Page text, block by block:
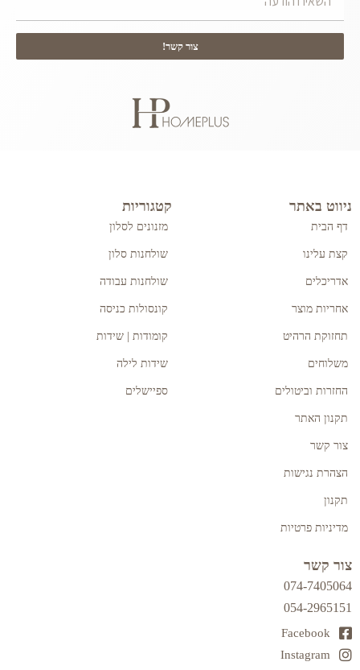
צור קשר!
ניווט באתר
דף הבית
קצת עלינו
אדריכלים
אחריות מוצר
תחזוקת הרהיט
משלוחים
החזרות וביטולים
תקנון האתר
צור קשר
הצהרת נגישות
תקנון
מדיניות פרטיות
קטגוריות
מזנונים לסלון
שולחנות סלון
שולחנות עבודה
קונסולות כניסה
קומודות | שידות
שידות לילה
ספיישלים
צור קשר
074-7405064
054-2965151
Facebook
Instagram